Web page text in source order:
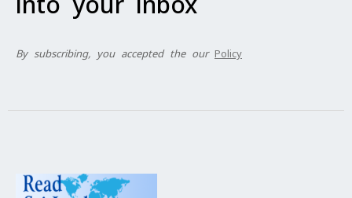
By subscribing, you accepted the our Policy